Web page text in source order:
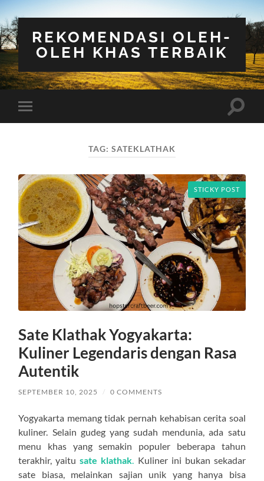
REKOMENDASI OLEH-
OLEH KHAS TERBAIK
Toggle
mobile
Toggle
TAG: SATEKLATHAK
STICKY POST
Sate Klathak Yogyakarta:
Kuliner Legendaris dengan Rasa
Autentik
SEPTEMBER 10, 2025 / 0 COMMENTS
Yogyakarta memang tidak pernah kehabisan cerita soal
kuliner. Selain gudeg yang sudah mendunia, ada satu
menu khas yang semakin populer beberapa tahun
terakhir, yaitusate klathak. Kuliner ini bukan sekadar
sate biasa, melainkan sajian unik yang hanya bisa